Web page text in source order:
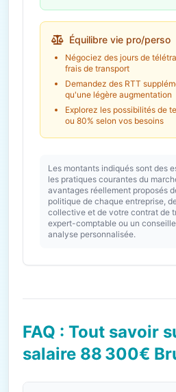
Équilibre vie pro/perso
Négociez des jours de
frais de transport
Demandez des RTT
qu'une légère augmentation
Explorez les possibilités de
ou 80% selon vos besoins
Les montants indiqués sont des
les pratiques courantes du
avantages réellement proposés
politique de chaque entreprise,
collective et de votre contrat de
expert-comptable ou un
analyse personnalisée.
FAQ : Tout savoir
salaire 88 300€